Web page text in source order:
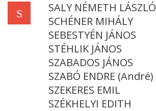
S
SALY NÉMETH LÁSZLÓ
SCHÉNER MIHÁLY
SEBESTYÉN JÁNOS
STÉHLIK JÁNOS
SZABADOS JÁNOS
SZABÓ ENDRE (André)
SZEKERES EMIL
SZÉKHELYI EDITH